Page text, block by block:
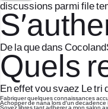
discussions parmi file
De la que dans
Quels
En effet vou svaez Le tri
Fabriquer quelques connaissances
Achopper de nana lors d’un